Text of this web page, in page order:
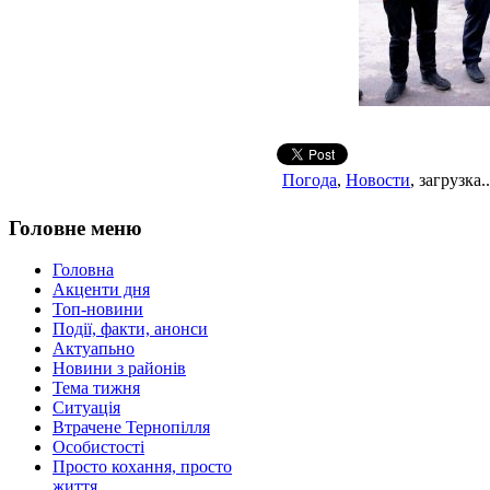
Погода, Новости,
Головне меню
Головна
Акценти дня
Топ-новини
Події, факти, анонси
Актуапьно
Новини з районів
Тема тижня
Ситуація
Втрачене Тернопілля
Особистості
Просто кохання, просто